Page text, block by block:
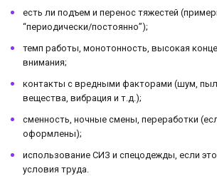
есть ли подъем и перенос тяжестей
“периодически/постоянно”);
темп работы, монотонность, высокая
внимания;
контакты с вредными факторами (шум,
вещества, вибрация и т.д.);
сменность, ночные смены, переработки
оформлены);
использование СИЗ и спецодежды, если
условия труда.